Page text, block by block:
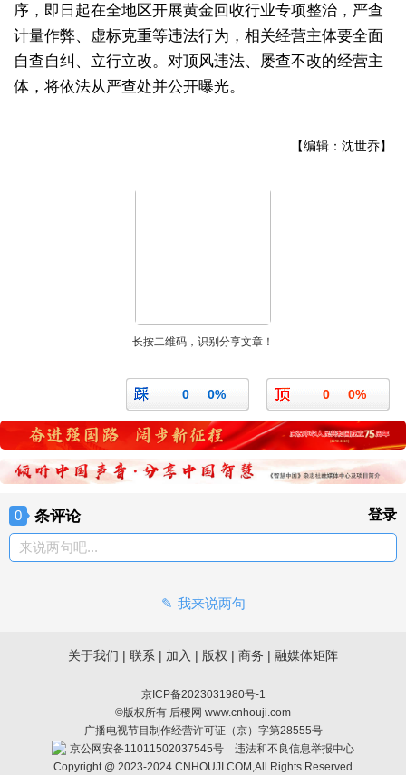
序，即日起在全地区开展黄金回收行业专项整治，严查
计量作弊、虚标克重等违法行为，相关经营主体要全面
自查自纠、立行立改。对顶风违法、屡查不改的经营主
体，将依法从严查处并公开曝光。
【编辑：沈世乔】
长按二维码，识别分享文章！
0 0%
0 0%
0 条评论 登录
来说两句吧...
我来说两句
关于我们 | 联系 | 加入 | 版权 | 商务 | 融媒体矩阵
京ICP备2023031980号-1
©版权所有 后稷网 www.cnhouji.com
广播电视节目制作经营许可证（京）字第28555号
京公网安备11011502037545号
违法和不良信息举报中心
Copyright @ 2023-2024 CNHOUJI.COM,All Rights Reserved